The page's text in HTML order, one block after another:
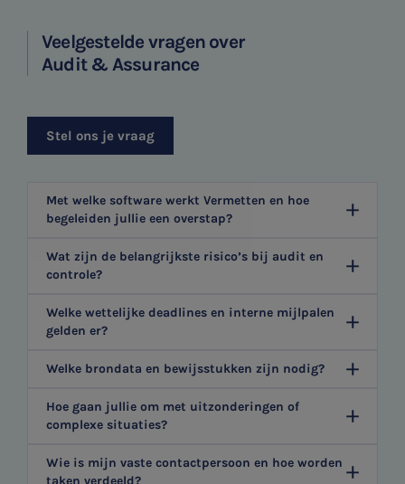
Veelgestelde vragen over
Audit & Assurance
Stel ons je vraag
Met welke software werkt Vermetten en hoe
begeleiden jullie een overstap?
Wat zijn de belangrijkste risico’s bij audit en
controle?
Welke wettelijke deadlines en interne mijlpalen
gelden er?
Welke brondata en bewijsstukken zijn nodig?
Hoe gaan jullie om met uitzonderingen of
complexe situaties?
Wie is mijn vaste contactpersoon en hoe worden